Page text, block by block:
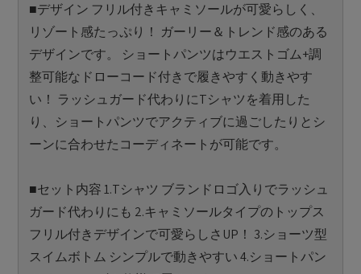
■デザイン フリル付きキャミソールが可愛らしく、
リゾート感たっぷり！ ガーリー＆トレンド感のある
デザインです。 ショートパンツはウエストゴム+調
整可能なドローコード付きで履きやすく動きやす
い！ ラッシュガード代わりにTシャツを着用した
り、ショートパンツでアクティブに過ごしたりとシ
ーンに合わせたコーディネートが可能です。
■セット内容 1.Tシャツ ブランドロゴ入りでラッシュ
ガード代わりにも 2.キャミソールタイプのトップス
フリル付きデザインで可愛らしさUP！ 3.ショーツ型
スイムボトム シンプルで動きやすい 4.ショートパン